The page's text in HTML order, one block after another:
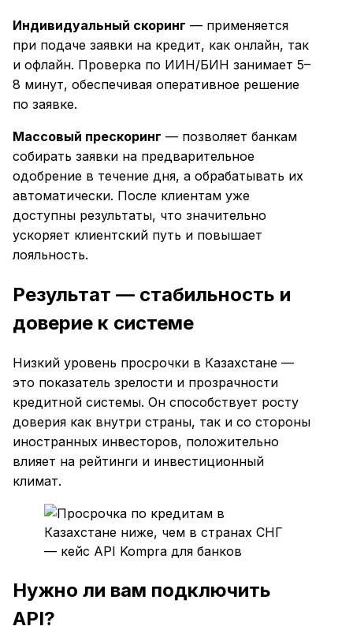
Индивидуальный скоринг — применяется
при подаче заявки на кредит, как онлайн, так
и офлайн. Проверка по ИИН/БИН занимает 5–
8 минут, обеспечивая оперативное решение
по заявке.
Массовый прескоринг — позволяет банкам
собирать заявки на предварительное
одобрение в течение дня, а обрабатывать их
автоматически. После клиентам уже
доступны результаты, что значительно
ускоряет клиентский путь и повышает
лояльность.
Результат — стабильность и
доверие к системе
Низкий уровень просрочки в Казахстане —
это показатель зрелости и прозрачности
кредитной системы. Он способствует росту
доверия как внутри страны, так и со стороны
иностранных инвесторов, положительно
влияет на рейтинги и инвестиционный
климат.
Нужно ли вам подключить
API?